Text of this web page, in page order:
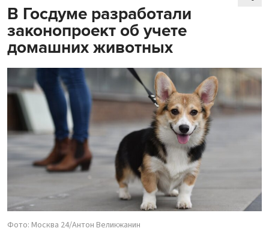
В Госдуме разработали
законопроект об учете
домашних животных
Фото: Москва 24/Антон Великжанин